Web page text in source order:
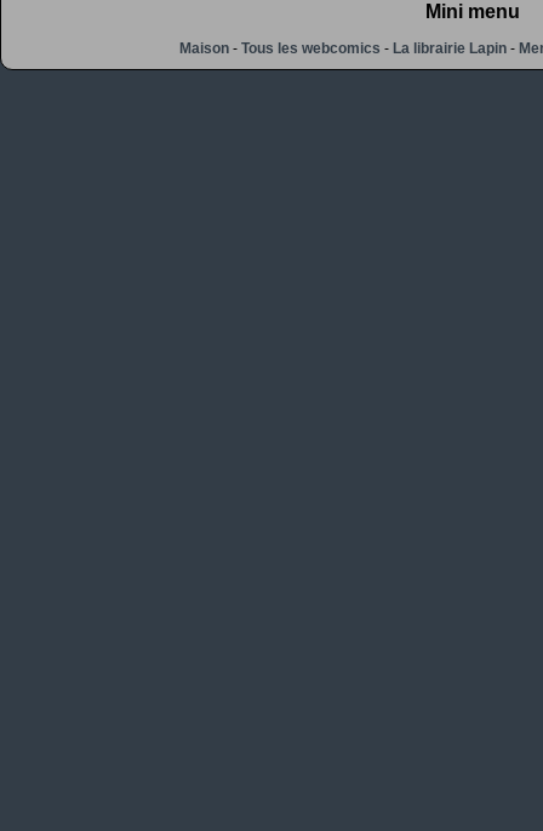
Mini menu
Maison -Tous les webcomics -La librairie Lapin -